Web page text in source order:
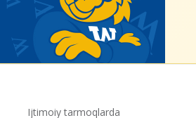
Ijtimoiy tarmoqlarda